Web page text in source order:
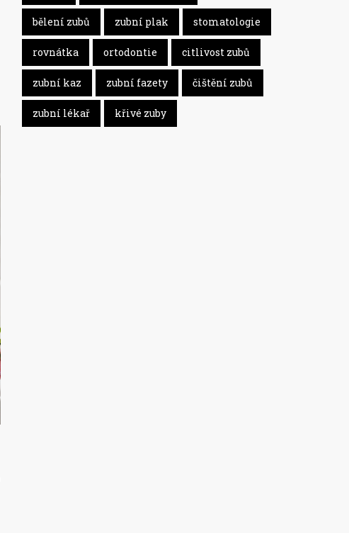
bělení zubů zubní plak stomatologie
rovnátka ortodontie citlivost zubů
zubní kaz zubní fazety čištění zubů
zubní lékař křivé zuby